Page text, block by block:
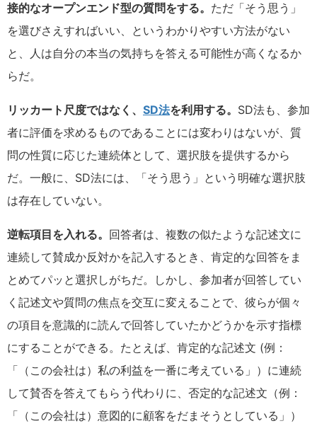
接的なオープンエンド型の質問をする。 ただ「そう思う」
を選びさえすればいい、というわかりやすい方法がない
と、人は自分の本当の気持ちを答える可能性が高くなるか
らだ。
リッカート尺度ではなく、 SD法を利用する。 SD法も、参加
者に評価を求めるものであることには変わりはないが、質
問の性質に応じた連続体として、選択肢を提供するから
だ。一般に、SD法には、「そう思う」という明確な選択肢
は存在していない。
逆転項目を入れる。 回答者は、複数の似たような記述文に
連続して賛成か反対かを記入するとき、肯定的な回答をま
とめてパッと選択しがちだ。しかし、参加者が回答してい
く記述文や質問の焦点を交互に変えることで、彼らが個々
の項目を意識的に読んで回答していたかどうかを示す指標
にすることができる。たとえば、肯定的な記述文 (例：
「（この会社は）私の利益を一番に考えている」）に連続
して賛否を答えてもらう代わりに、否定的な記述文（例：
「（この会社は）意図的に顧客をだまそうとしている」）